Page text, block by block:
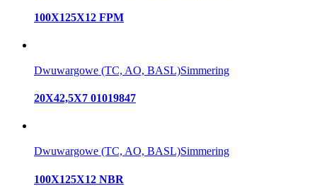
100X125X12 FPM
Dwuwargowe (TC, AO, BASL)Simmering
20X42,5X7 01019847
Dwuwargowe (TC, AO, BASL)Simmering
100X125X12 NBR